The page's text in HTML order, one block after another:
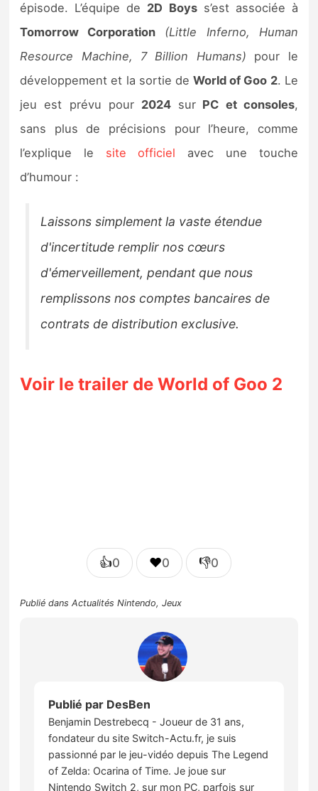
épisode. L’équipe de 2D Boyss’est associée à
Tomorrow Corporation
(Little Inferno, Human
Resource Machine, 7 Billion Humans) pour le
développement et la sortie deWorld of Goo 2. Le
jeu est prévu pour 2024sur PC et consoles,
sans plus de précisions pour l’heure, comme
l’explique le site officiel avec une touche
d’humour :
Laissons simplement la vaste étendue
d'incertitude remplir nos cœurs
d'émerveillement, pendant que nous
remplissons nos comptes bancaires de
contrats de distribution exclusive.
Voir le trailer de World of Goo 2
👍0 ❤️0 👎0
Publié dansActualités Nintendo,Jeux
Publié par DesBen
Benjamin Destrebecq - Joueur de 31 ans,
fondateur du site Switch-Actu.fr, je suis
passionné par le jeu-vidéo depuis The Legend
of Zelda: Ocarina of Time. Je joue sur
Nintendo Switch 2, sur mon PC, parfois sur